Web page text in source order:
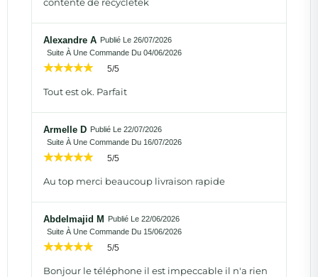
Alexandre A Publié Le 26/07/2026
Suite À Une Commande Du 04/06/2026
5/5
Tout est ok. Parfait
Armelle D Publié Le 22/07/2026
Suite À Une Commande Du 16/07/2026
5/5
Au top merci beaucoup livraison rapide
Abdelmajid M
Publié Le 22/06/2026
Suite À Une Commande Du 15/06/2026
5/5
Bonjour le téléphone il est impeccable il n'a rien